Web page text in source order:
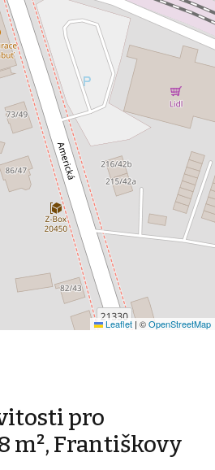
Leaflet | ©OpenStreetMap
pro
m², Františkovy